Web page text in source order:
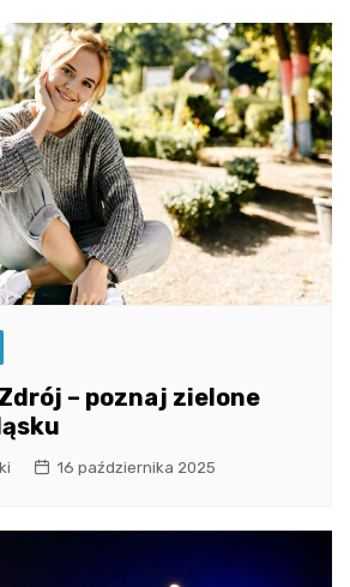
– poznaj zielone
16 października 2025